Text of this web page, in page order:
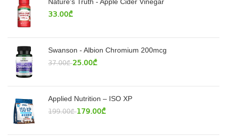
33.00₾
Swanson - Albion Chromium 200mcg
37.00₾ 25.00₾
Applied Nutrition – ISO XP
199.00₾ 179.00₾